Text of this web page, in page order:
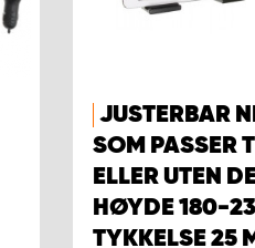
JUSTERBAR
SOM PASSER
ELLER UTEN
HØYDE 180-
TYKKELSE 25